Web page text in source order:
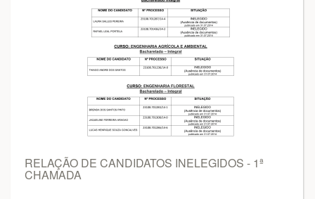
RELAÇÃO DE CANDIDATOS INELEGIDOS - 1ª
CHAMADA